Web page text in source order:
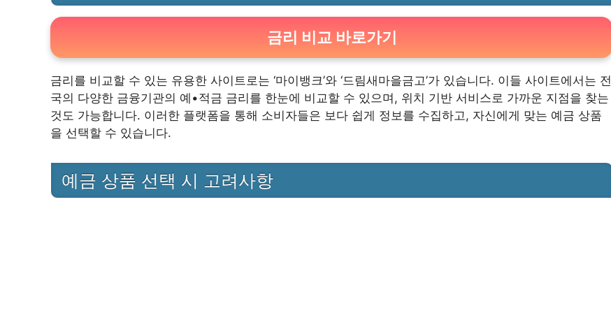
금리 비교 바로가기
금리를 비교할 수 있는 유용한 사이트로는 ‘마이뱅크’와 ‘드림새마을금고’가 있습니다. 이들 사이트에서는 전
국의 다양한 금융기관의 예•적금 금리를 한눈에 비교할 수 있으며, 위치 기반 서비스로 가까운 지점을 찾는
것도 가능합니다. 이러한 플랫폼을 통해 소비자들은 보다 쉽게 정보를 수집하고, 자신에게 맞는 예금 상품
을 선택할 수 있습니다.
예금 상품 선택 시 고려사항